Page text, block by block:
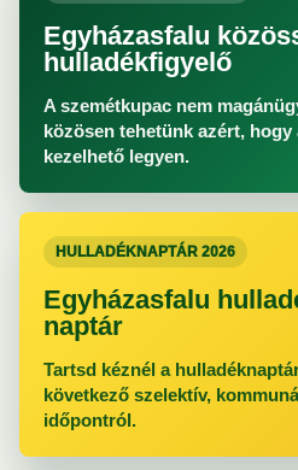
Egyházasfalu
hulladékfigyelő
A szemétkupac nem
közösen tehetünk azért,
kezelhető legyen.
HULLADÉKNAPTÁR 2026
Egyházasfalu
naptár
Tartsd kéznél a
következő szelektív,
időpontról.